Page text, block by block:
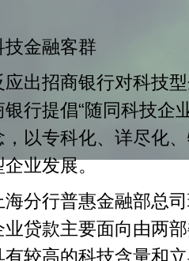
金融客群
招商银行对科技型
行提倡“随同科技企
以专科化、详尽化
业发展。
行普惠金融部总司
贷款主要面向由两
较高的科技含量和